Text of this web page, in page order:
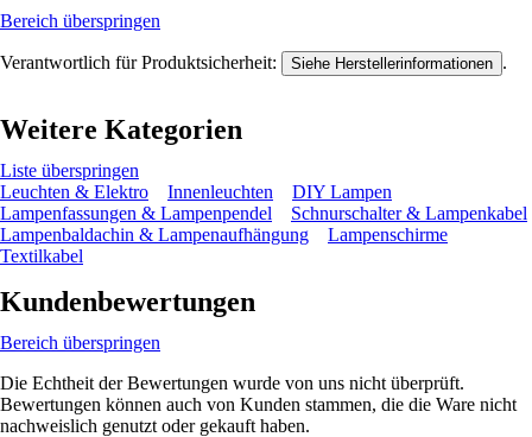
Bereich überspringen
Verantwortlich für Produktsicherheit: Siehe Herstellerinformationen .
Weitere Kategorien
Liste überspringen
Leuchten & Elektro
Innenleuchten
DIY Lampen
Lampenfassungen & Lampenpendel
Schnurschalter & Lampenkabel
Lampenbaldachin & Lampenaufhängung
Lampenschirme
Textilkabel
Kundenbewertungen
Bereich überspringen
Die Echtheit der Bewertungen wurde von uns nicht überprüft.
Bewertungen können auch von Kunden stammen, die die Ware nicht
nachweislich genutzt oder gekauft haben.